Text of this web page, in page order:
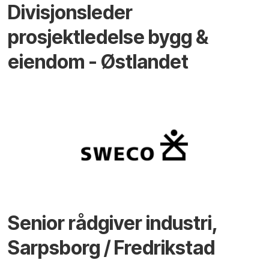
Divisjonsleder
prosjektledelse bygg &
eiendom - Østlandet
Senior rådgiver industri,
Sarpsborg / Fredrikstad